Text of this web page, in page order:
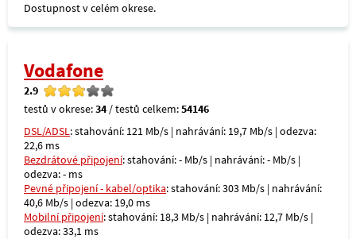
Dostupnost v celém okrese.
Vodafone
2.9
testů v okrese:34 / testů celkem:54146
DSL/ADSL: stahování: 121 Mb/s | nahrávání: 19,7 Mb/s | odezva:
22,6 ms
Bezdrátové připojení: stahování: - Mb/s | nahrávání: - Mb/s |
odezva: - ms
Pevné připojení - kabel/optika: stahování: 303 Mb/s | nahrávání:
40,6 Mb/s | odezva: 19,0 ms
Mobilní připojení: stahování: 18,3 Mb/s | nahrávání: 12,7 Mb/s |
odezva: 33,1 ms